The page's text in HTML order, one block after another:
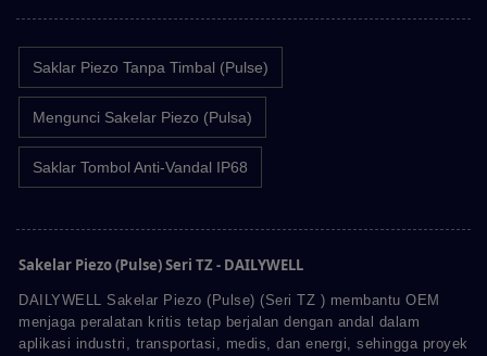
Saklar Piezo Tanpa Timbal (Pulse)
Mengunci Sakelar Piezo (Pulsa)
Saklar Tombol Anti-Vandal IP68
Sakelar Piezo (Pulse) Seri TZ - DAILYWELL
DAILYWELL Sakelar Piezo (Pulse) (Seri TZ ) membantu OEM
menjaga peralatan kritis tetap berjalan dengan andal dalam
aplikasi industri, transportasi, medis, dan energi, sehingga proyek